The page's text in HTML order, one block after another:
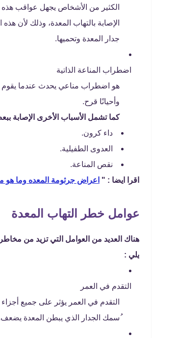
الكثير من الأشخاص يجهل عواقب
الإصابة بالتهاب المعدة، وذلك لأن
جدار المعدة وتحميها.
اضطراب المناعة الذاتية
هو اضطراب مناعي يحدث عندما يقوم
وأحيانًا قرح.
كما تشمل الأسباب الأخرى الإصابة
داء كرون.
العدوى الطفيلية.
نقص المناعة.
اقرا ايضا : " اعراض جرثومة المعده وما هو
عوامل خطر التهاب المعدة
هناك العديد من العوامل التي تزيد من
يلي :
التقدم في العمر
التقدم في العمر يؤثر على جميع
ُسمك الجدار الذي يبطن المعدة